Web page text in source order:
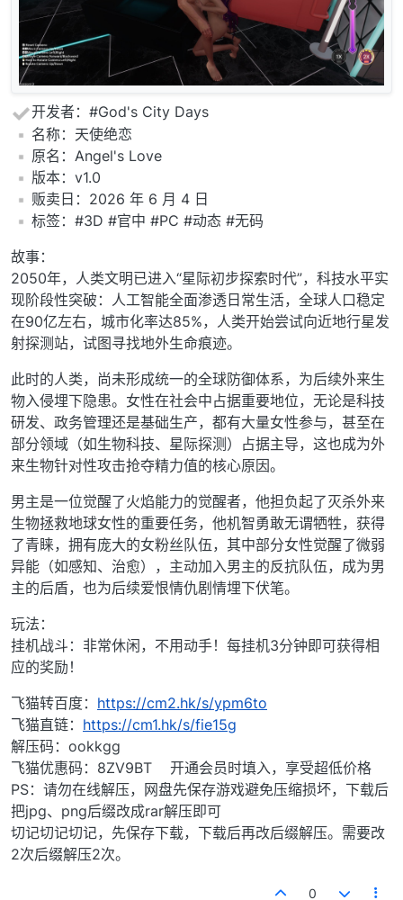
开发者：#God's City Days
️名称：天使绝恋
️原名：Angel's Love
️版本：v1.0
️贩卖日：2026 年 6 月 4 日
️标签：#3D #官中 #PC #动态 #无码
故事：
2050年，人类文明已进入“星际初步探索时代”，科技水平实
现阶段性突破：人工智能全面渗透日常生活，全球人口稳定
在90亿左右，城市化率达85%，人类开始尝试向近地行星发
射探测站，试图寻找地外生命痕迹。
此时的人类，尚未形成统一的全球防御体系，为后续外来生
物入侵埋下隐患。女性在社会中占据重要地位，无论是科技
研发、政务管理还是基础生产，都有大量女性参与，甚至在
部分领域（如生物科技、星际探测）占据主导，这也成为外
来生物针对性攻击抢夺精力值的核心原因。
男主是一位觉醒了火焰能力的觉醒者，他担负起了灭杀外来
生物拯救地球女性的重要任务，他机智勇敢无谓牺牲，获得
了青睐，拥有庞大的女粉丝队伍，其中部分女性觉醒了微弱
异能（如感知、治愈），主动加入男主的反抗队伍，成为男
主的后盾，也为后续爱恨情仇剧情埋下伏笔。
玩法：
挂机战斗：非常休闲，不用动手！每挂机3分钟即可获得相
应的奖励！
飞猫转百度： https://cm2.hk/s/ypm6to
飞猫直链： https://cm1.hk/s/fie15g
解压码：ookkgg
飞猫优惠码：8ZV9BT 开通会员时填入，享受超低价格
PS：请勿在线解压，网盘先保存游戏避免压缩损坏，下载后
把jpg、png后缀改成rar解压即可
切记切记切记，先保存下载，下载后再改后缀解压。需要改
2次后缀解压2次。
0